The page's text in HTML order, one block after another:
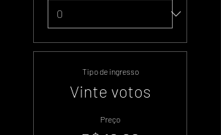
Tipo de ingresso
Vinte votos
Preço